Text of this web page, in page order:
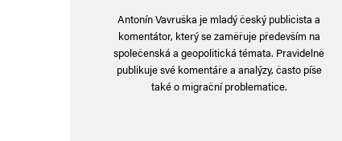
Antonín Vavruška je mladý český publicista a
komentátor, který se zaměřuje především na
společenská a geopolitická témata. Pravidelně
publikuje své komentáře a analýzy, často píše
také o migrační problematice.